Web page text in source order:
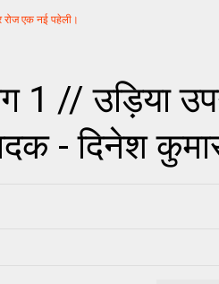
रोज एक नई पहेली।
1 // उड़िया
- दिनेश